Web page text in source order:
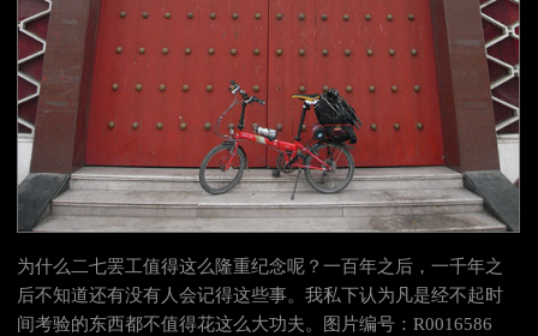
为什么 二七罢工值得这么隆重纪念呢？一百年之后，一千年之
后不知道还有没有人会记得这些事。我私下认为凡是经不起时
间考验的东西都不值得花这么大功夫。图片编号：R0016586